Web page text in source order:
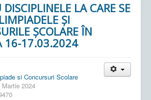
LA CARE SE
ȘI
ȘCOLARE ÎN
16-17.03.2024
si Concursuri Scolare
2024